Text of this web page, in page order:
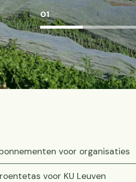
01
voor organisaties
voor KU Leuven